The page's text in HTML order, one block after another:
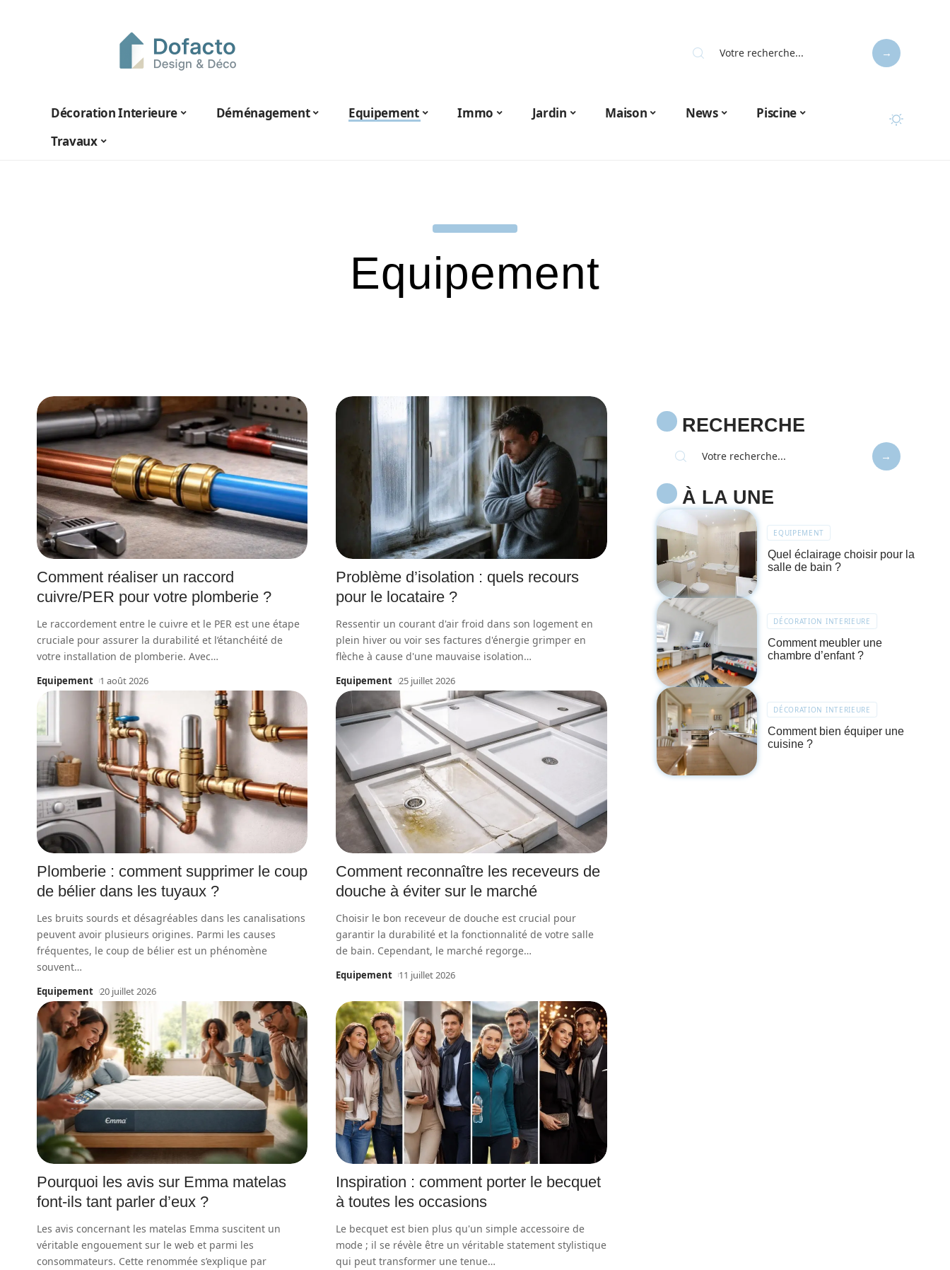
Décoration Interieure Déménagement Equipement Immo Jardin Maison News
Piscine
Travaux
Equipement
Comment réaliser un raccord
cuivre/PER pour votre plomberie ?
Le raccordement entre le cuivre et le PER est une étape
cruciale pour assurer la durabilité et l’étanchéité de
votre installation de plomberie. Avec…
Equipement 1 août 2026
Problème d’isolation : quels recours
pour le locataire ?
Ressentir un courant d'air froid dans son logement en
plein hiver ou voir ses factures d'énergie grimper en
flèche à cause d'une mauvaise isolation…
Equipement 25 juillet 2026
Plomberie : comment supprimer le coup
de bélier dans les tuyaux ?
Les bruits sourds et désagréables dans les canalisations
peuvent avoir plusieurs origines. Parmi les causes
fréquentes, le coup de bélier est un phénomène
souvent…
Equipement 20 juillet 2026
Comment reconnaître les receveurs de
douche à éviter sur le marché
Choisir le bon receveur de douche est crucial pour
garantir la durabilité et la fonctionnalité de votre salle
de bain. Cependant, le marché regorge…
Equipement 11 juillet 2026
Pourquoi les avis sur Emma matelas
font-ils tant parler d’eux ?
Les avis concernant les matelas Emma suscitent un
véritable engouement sur le web et parmi les
consommateurs. Cette renommée s’explique par
Inspiration : comment porter le becquet
à toutes les occasions
Le becquet est bien plus qu'un simple accessoire de
mode ; il se révèle être un véritable statement stylistique
qui peut transformer une tenue…
RECHERCHE
À LA UNE
EQUIPEMENT
Quel éclairage choisir pour la
salle de bain ?
DÉCORATION INTERIEURE
Comment meubler une
chambre d’enfant ?
DÉCORATION INTERIEURE
Comment bien équiper une
cuisine ?